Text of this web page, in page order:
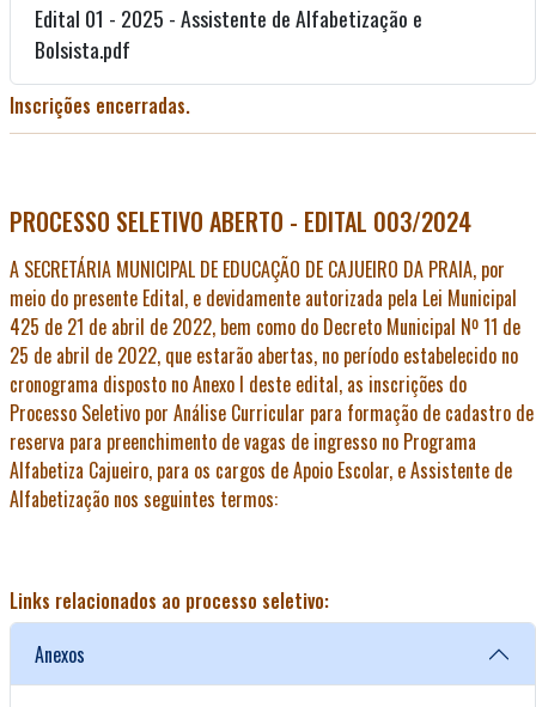
Edital 01 - 2025 - Assistente de Alfabetização e
Bolsista.pdf
Inscrições encerradas.
PROCESSO SELETIVO ABERTO - EDITAL 003/2024
A SECRETÁRIA MUNICIPAL DE EDUCAÇÃO DE CAJUEIRO DA PRAIA, por
meio do presente Edital, e devidamente autorizada pela Lei Municipal
425 de 21 de abril de 2022, bem como do Decreto Municipal Nº 11 de
25 de abril de 2022, que estarão abertas, no período estabelecido no
cronograma disposto no Anexo I deste edital, as inscrições do
Processo Seletivo por Análise Curricular para formação de cadastro de
reserva para preenchimento de vagas de ingresso no Programa
Alfabetiza Cajueiro, para os cargos de Apoio Escolar, e Assistente de
Alfabetização nos seguintes termos:
Links relacionados ao processo seletivo:
Anexos